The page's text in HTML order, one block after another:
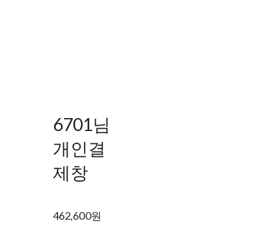
6701님
개인결
제창
462,600원